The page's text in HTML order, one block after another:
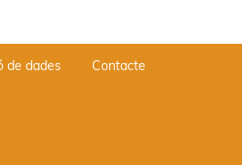
de dades Contacte